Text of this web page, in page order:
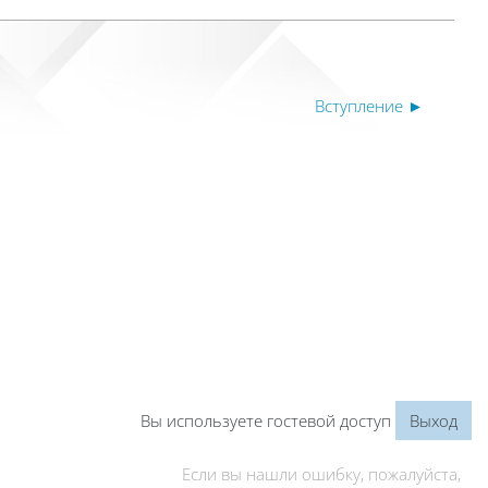
Вступление ►
Вы используете гостевой доступ Выход
Если вы нашли ошибку, пожалуйста,